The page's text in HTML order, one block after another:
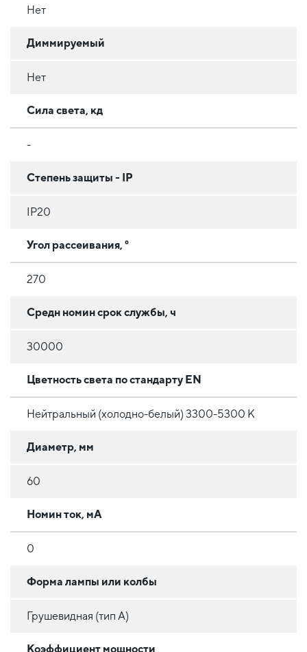
Нет
Диммируемый
Нет
Сила света, кд
-
Степень защиты - IP
IP20
Угол рассеивания, °
270
Средн номин срок службы, ч
30000
Цветность света по стандарту EN
Нейтральный (холодно-белый) 3300-5300 K
Диаметр, мм
60
Номин ток, мА
0
Форма лампы или колбы
Грушевидная (тип A)
Коэффициент мощности